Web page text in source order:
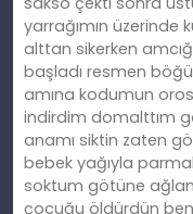
yarrağımın üzerinde
alttan sikerken
başladı resmen
amına kodumun
indirdim domalttım
anamı siktin zaten
bebek yağıyla
soktum götüne
çocuğu öldürdün